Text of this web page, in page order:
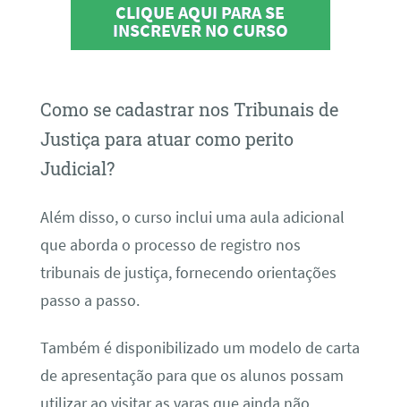
CLIQUE AQUI PARA SE
INSCREVER NO CURSO
Como se cadastrar nos Tribunais de
Justiça para atuar como perito
Judicial?
Além disso, o curso inclui uma aula adicional
que aborda o processo de registro nos
tribunais de justiça, fornecendo orientações
passo a passo.
Também é disponibilizado um modelo de carta
de apresentação para que os alunos possam